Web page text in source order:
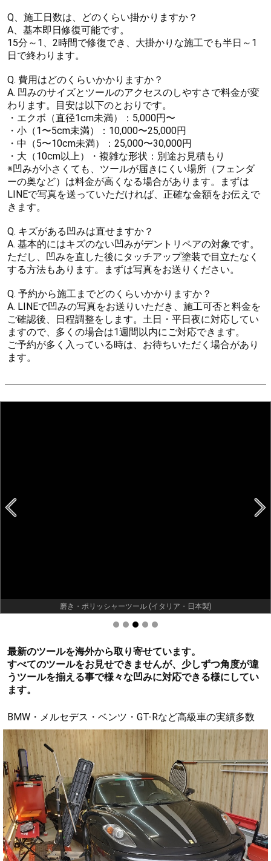
Q、施工日数は、どのくらい掛かりますか？
A、基本即日修復可能です。
15分～1、2時間で修復でき、大掛かりな施工でも半日～1
日で終わります。
Q. 費用はどのくらいかかりますか？
A. 凹みのサイズとツールのアクセスのしやすさで料金が変
わります。目安は以下のとおりです。
・エクボ（直径1cm未満）：5,000円〜
・小（1〜5cm未満）：10,000〜25,000円
・中（5〜10cm未満）：25,000〜30,000円
・大（10cm以上）・複雑な形状：別途お見積もり
※凹みが小さくても、ツールが届きにくい場所（フェンダ
ーの奥など）は料金が高くなる場合があります。まずは
LINEで写真を送っていただければ、正確な金額をお伝えで
きます。
Q. キズがある凹みは直せますか？
A. 基本的にはキズのない凹みがデントリペアの対象です。
ただし、凹みを直した後にタッチアップ塗装で目立たなく
する方法もあります。まずは写真をお送りください。
Q. 予約から施工までどのくらいかかりますか？
A. LINEで凹みの写真をお送りいただき、施工可否と料金を
ご確認後、日程調整をします。土日・平日夜に対応してい
ますので、多くの場合は1週間以内にご対応できます。
ご予約が多く入っている時は、お待ちいただく場合があり
ます。
室内施工・デントリペア専用設備
最新のツールを海外から取り寄せています。
すべてのツールをお見せできませんが、少しずつ角度が違
うツールを揃える事で様々な凹みに対応できる様にしてい
ます。
BMW・メルセデス・ベンツ・GT-Rなど高級車の実績多数